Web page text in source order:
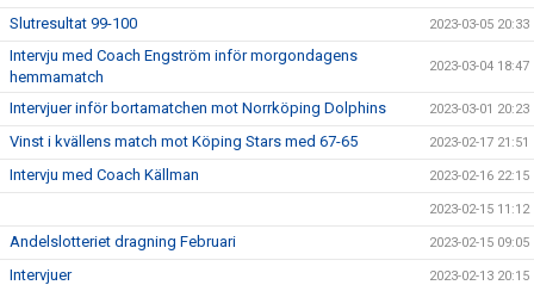
Slutresultat 99-100 2023-03-05 20:33
Intervju med Coach Engström inför morgondagens
hemmamatch
2023-03-04 18:47
Intervjuer inför bortamatchen mot Norrköping Dolphins 2023-03-01 20:23
Vinst i kvällens match mot Köping Stars med 67-65 2023-02-17 21:51
Intervju med Coach Källman 2023-02-16 22:15
2023-02-15 11:12
Andelslotteriet dragning Februari 2023-02-15 09:05
Intervjuer 2023-02-13 20:15